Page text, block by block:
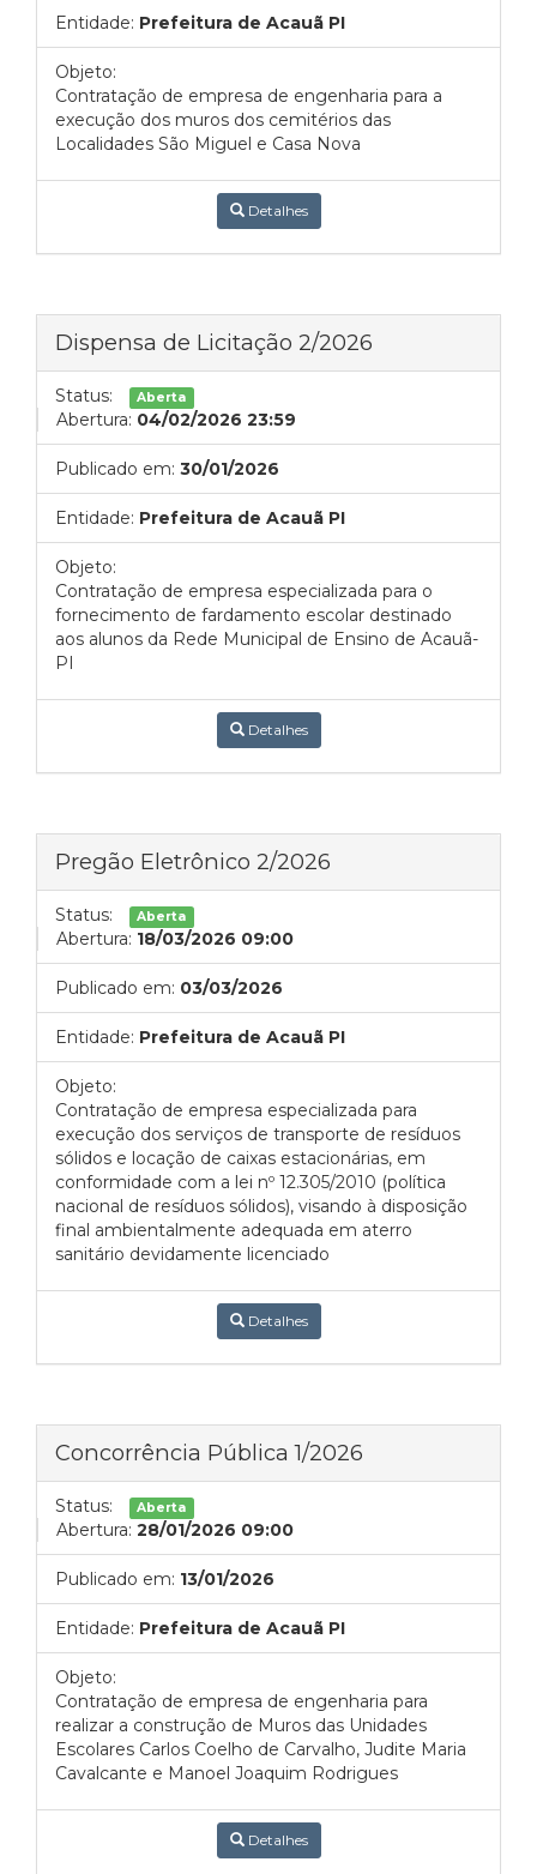
Entidade: Prefeitura de Acauã PI
Objeto:
Contratação de empresa de engenharia para a
execução dos muros dos cemitérios das
Localidades São Miguel e Casa Nova
Detalhes
Dispensa de Licitação 2/2026
Status: Aberta
Abertura: 04/02/2026 23:59
Publicado em: 30/01/2026
Entidade: Prefeitura de Acauã PI
Objeto:
Contratação de empresa especializada para o
fornecimento de fardamento escolar destinado
aos alunos da Rede Municipal de Ensino de Acauã-
PI
Detalhes
Pregão Eletrônico 2/2026
Status: Aberta
Abertura: 18/03/2026 09:00
Publicado em: 03/03/2026
Entidade: Prefeitura de Acauã PI
Objeto:
Contratação de empresa especializada para
execução dos serviços de transporte de resíduos
sólidos e locação de caixas estacionárias, em
conformidade com a lei nº 12.305/2010 (política
nacional de resíduos sólidos), visando à disposição
final ambientalmente adequada em aterro
sanitário devidamente licenciado
Detalhes
Concorrência Pública 1/2026
Status: Aberta
Abertura: 28/01/2026 09:00
Publicado em: 13/01/2026
Entidade: Prefeitura de Acauã PI
Objeto:
Contratação de empresa de engenharia para
realizar a construção de Muros das Unidades
Escolares Carlos Coelho de Carvalho, Judite Maria
Cavalcante e Manoel Joaquim Rodrigues
Detalhes